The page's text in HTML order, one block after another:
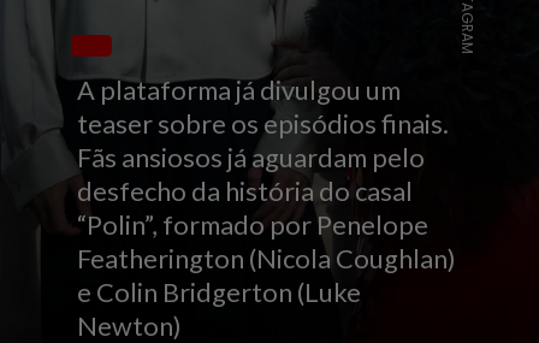
A plataforma já divulgou um
teaser sobre os episódios finais.
Fãs ansiosos já aguardam pelo
desfecho da história do casal
“Polin”, formado por Penelope
Featherington (Nicola Coughlan)
e Colin Bridgerton (Luke
Newton)